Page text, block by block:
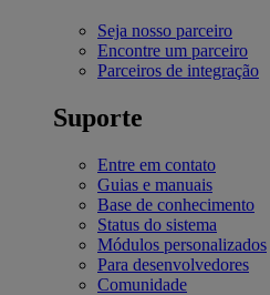
Seja nosso parceiro
Encontre um parceiro
Parceiros de integração
Suporte
Entre em contato
Guias e manuais
Base de conhecimento
Status do sistema
Módulos personalizados
Para desenvolvedores
Comunidade